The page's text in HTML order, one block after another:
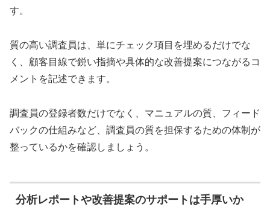
す。
質の高い調査員は、単にチェック項目を埋めるだけでな
く、顧客目線で鋭い指摘や具体的な改善提案につながるコ
メントを記述できます。
調査員の登録者数だけでなく、マニュアルの質、フィード
バックの仕組みなど、調査員の質を担保するための体制が
整っているかを確認しましょう。
分析レポートや改善提案のサポートは手厚いか